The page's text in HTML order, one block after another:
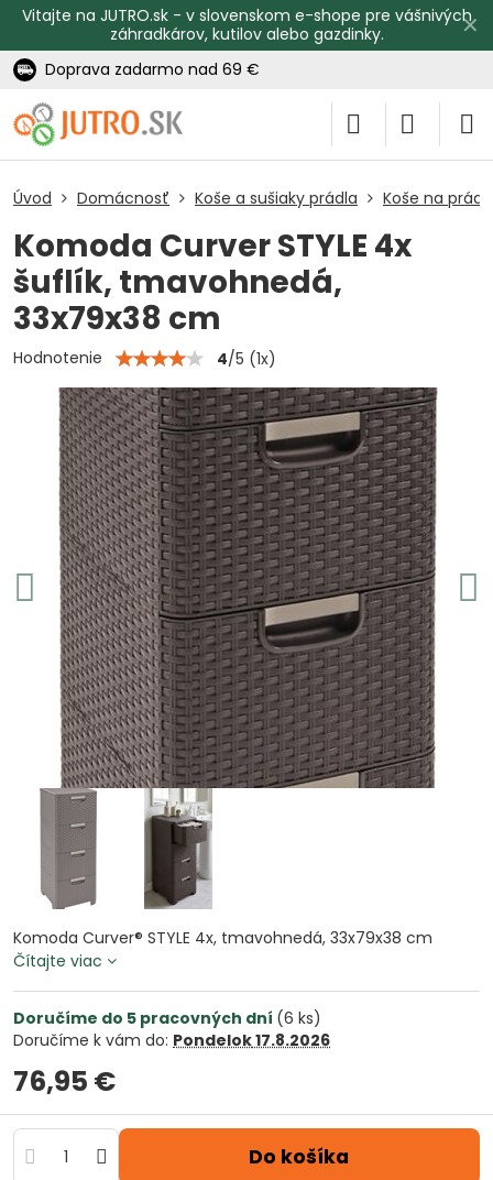
✕
Vitajte na JUTRO.sk - v slovenskom e-shope pre vášnivých
záhradkárov, kutilov alebo gazdinky.
Doprava zadarmo nad 69 €
Úvod Domácnosť Koše a sušiaky prádla Koše na
Komoda Curver STYLE 4x
šuflík, tmavohnedá,
33x79x38 cm
Hodnotenie 4/5 (1x)
Komoda Curver® STYLE 4x, tmavohnedá, 33x79x38 cm
Čítajte viac
Doručíme do 5 pracovných dní (6 ks)
Doručíme k vám do: Pondelok17.8.2026
76,95 €
Do košíka